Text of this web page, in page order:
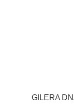
GILERA